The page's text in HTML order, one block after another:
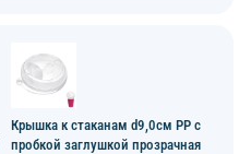
Крышка к стаканам d9,0см PP с
пробкой заглушкой прозрачная